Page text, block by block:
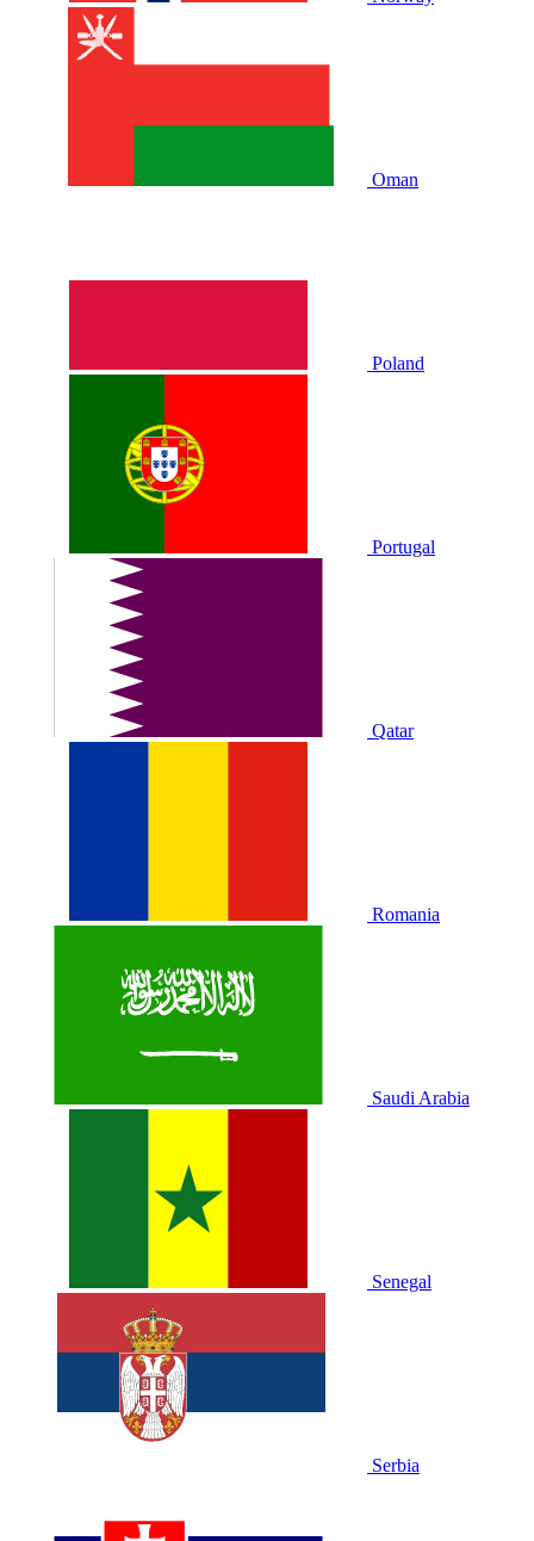
Oman
Poland
Portugal
Qatar
Romania
Saudi Arabia
Senegal
Serbia